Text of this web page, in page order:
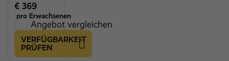
€ 369
pro Erwachsenen
Angebot vergleichen
VERFÜGBARKEIT
PRÜFEN